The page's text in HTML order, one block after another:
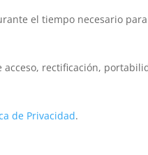
el tiempo necesario
rectificación,
de Privacidad.